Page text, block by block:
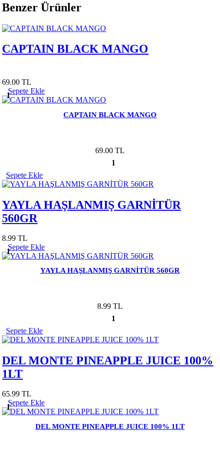
Benzer Ürünler
CAPTAIN BLACK MANGO
69.00 TL
1
Sepete Ekle
CAPTAIN BLACK MANGO
69.00 TL
1
Sepete Ekle
YAYLA HAŞLANMIŞ GARNİTÜR
560GR
8.99 TL
1
Sepete Ekle
YAYLA HAŞLANMIŞ GARNİTÜR 560GR
8.99 TL
1
Sepete Ekle
DEL MONTE PINEAPPLE JUICE 100%
1LT
65.99 TL
1
Sepete Ekle
DEL MONTE PINEAPPLE JUICE 100% 1LT